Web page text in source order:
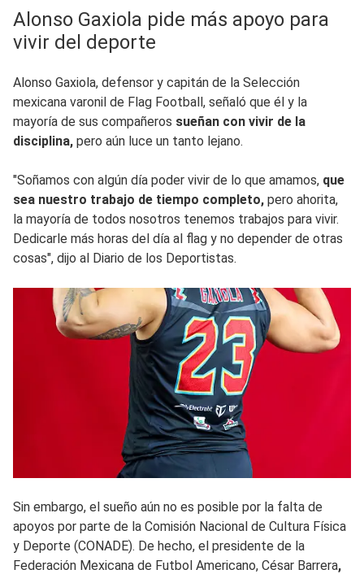
Alonso Gaxiola pide más apoyo para
vivir del deporte
Alonso Gaxiola, defensor y capitán de la Selección
mexicana varonil de Flag Football, señaló que él y la
mayoría de sus compañeros sueñan con vivir de la
disciplina, pero aún luce un tanto lejano.
"Soñamos con algún día poder vivir de lo que amamos, que
sea nuestro trabajo de tiempo completo, pero ahorita,
la mayoría de todos nosotros tenemos trabajos para vivir.
Dedicarle más horas del día al flag y no depender de otras
cosas", dijo al Diario de los Deportistas.
Sin embargo, el sueño aún no es posible por la falta de
apoyos por parte de la Comisión Nacional de Cultura Física
y Deporte (CONADE). De hecho, el presidente de la
Federación Mexicana de Futbol Americano, César Barrera,